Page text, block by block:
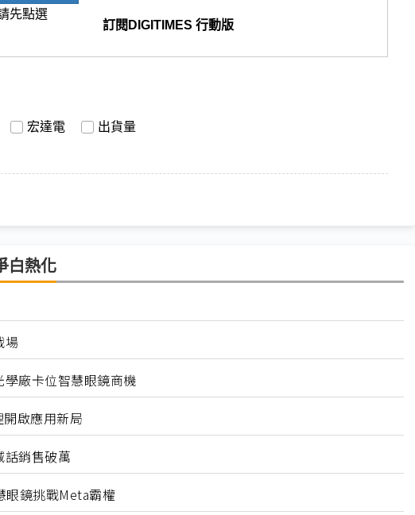
先點選
訂閱DIGITIMES 行動版
宏達電 出貨量
白熱化
場
廠卡位智慧眼鏡商機
啟應用新局
銷售破萬
鏡挑戰Meta霸權